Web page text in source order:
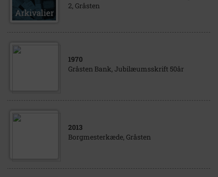
2, Gråsten
1970
Gråsten Bank, Jubilæumsskrift 50år
2013
Borgmesterkæde, Gråsten